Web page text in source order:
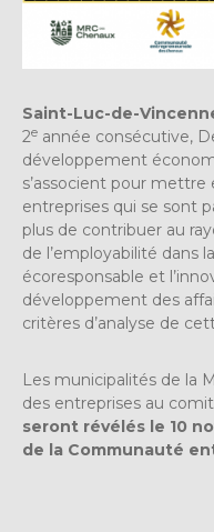
Saint-Luc-de-
2e année consécutive,
développement
s’associent pour
entreprises qui se sont
plus de contribuer au
de l’employabilité dans
écoresponsable et
développement des
critères d’analyse de
Les municipalités de la
des entreprises au
seront révélés le 10
de la Communauté